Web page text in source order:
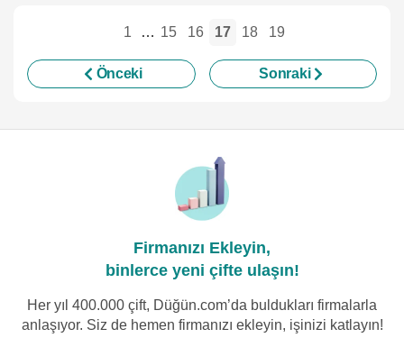
1 … 15 16 17 18 19
Önceki Sonraki
Firmanızı Ekleyin,
binlerce yeni çifte ulaşın!
Her yıl 400.000 çift, Düğün.com’da buldukları firmalarla
anlaşıyor. Siz de hemen firmanızı ekleyin, işinizi katlayın!